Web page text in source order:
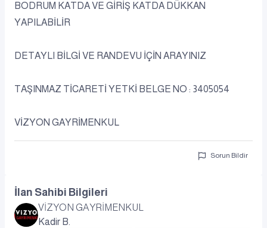
BODRUM KATDA VE GİRİŞ KATDA DÜKKAN
YAPILABİLİR
DETAYLI BİLGİ VE RANDEVU İÇİN ARAYINIZ
TAŞINMAZ TİCARETİ YETKİ BELGE NO : 3405054
VİZYON GAYRİMENKUL
Sorun Bildir
İlan Sahibi Bilgileri
VİZYON GAYRİMENKUL
Kadir B.